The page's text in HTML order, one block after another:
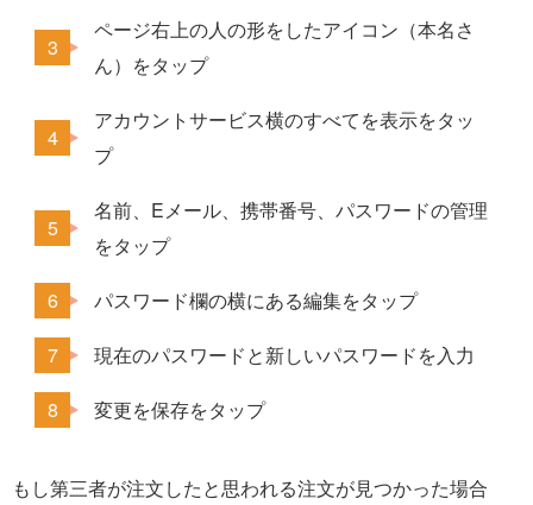
ページ右上の人の形をしたアイコン（本名さ
ん）をタップ
アカウントサービス横のすべてを表示をタッ
プ
名前、Eメール、携帯番号、パスワードの管理
をタップ
パスワード欄の横にある編集をタップ
現在のパスワードと新しいパスワードを入力
変更を保存をタップ
もし第三者が注文したと思われる注文が見つかった場合